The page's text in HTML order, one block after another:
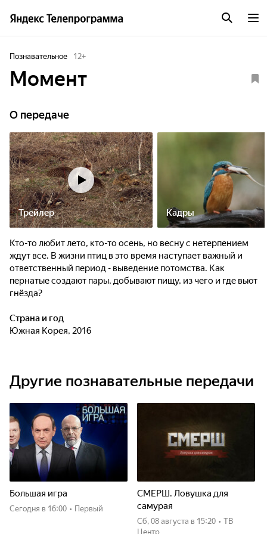
Познавательное 12+
Момент
О передаче
Трейлер Кадры
Кто-то любит лето, кто-то осень, но весну с нетерпением
ждут все. В жизни птиц в это время наступает важный и
ответственный период - выведение потомства. Как
пернатые создают пары, добывают пищу, из чего и где вьют
гнёзда?
Страна и год
Южная Корея, 2016
Другие познавательные передачи
Большая игра
Сегодня в 16:00 • Первый
СМЕРШ. Ловушка для
самурая
сб, 08 августа в 15:20 • ТВ
Центр